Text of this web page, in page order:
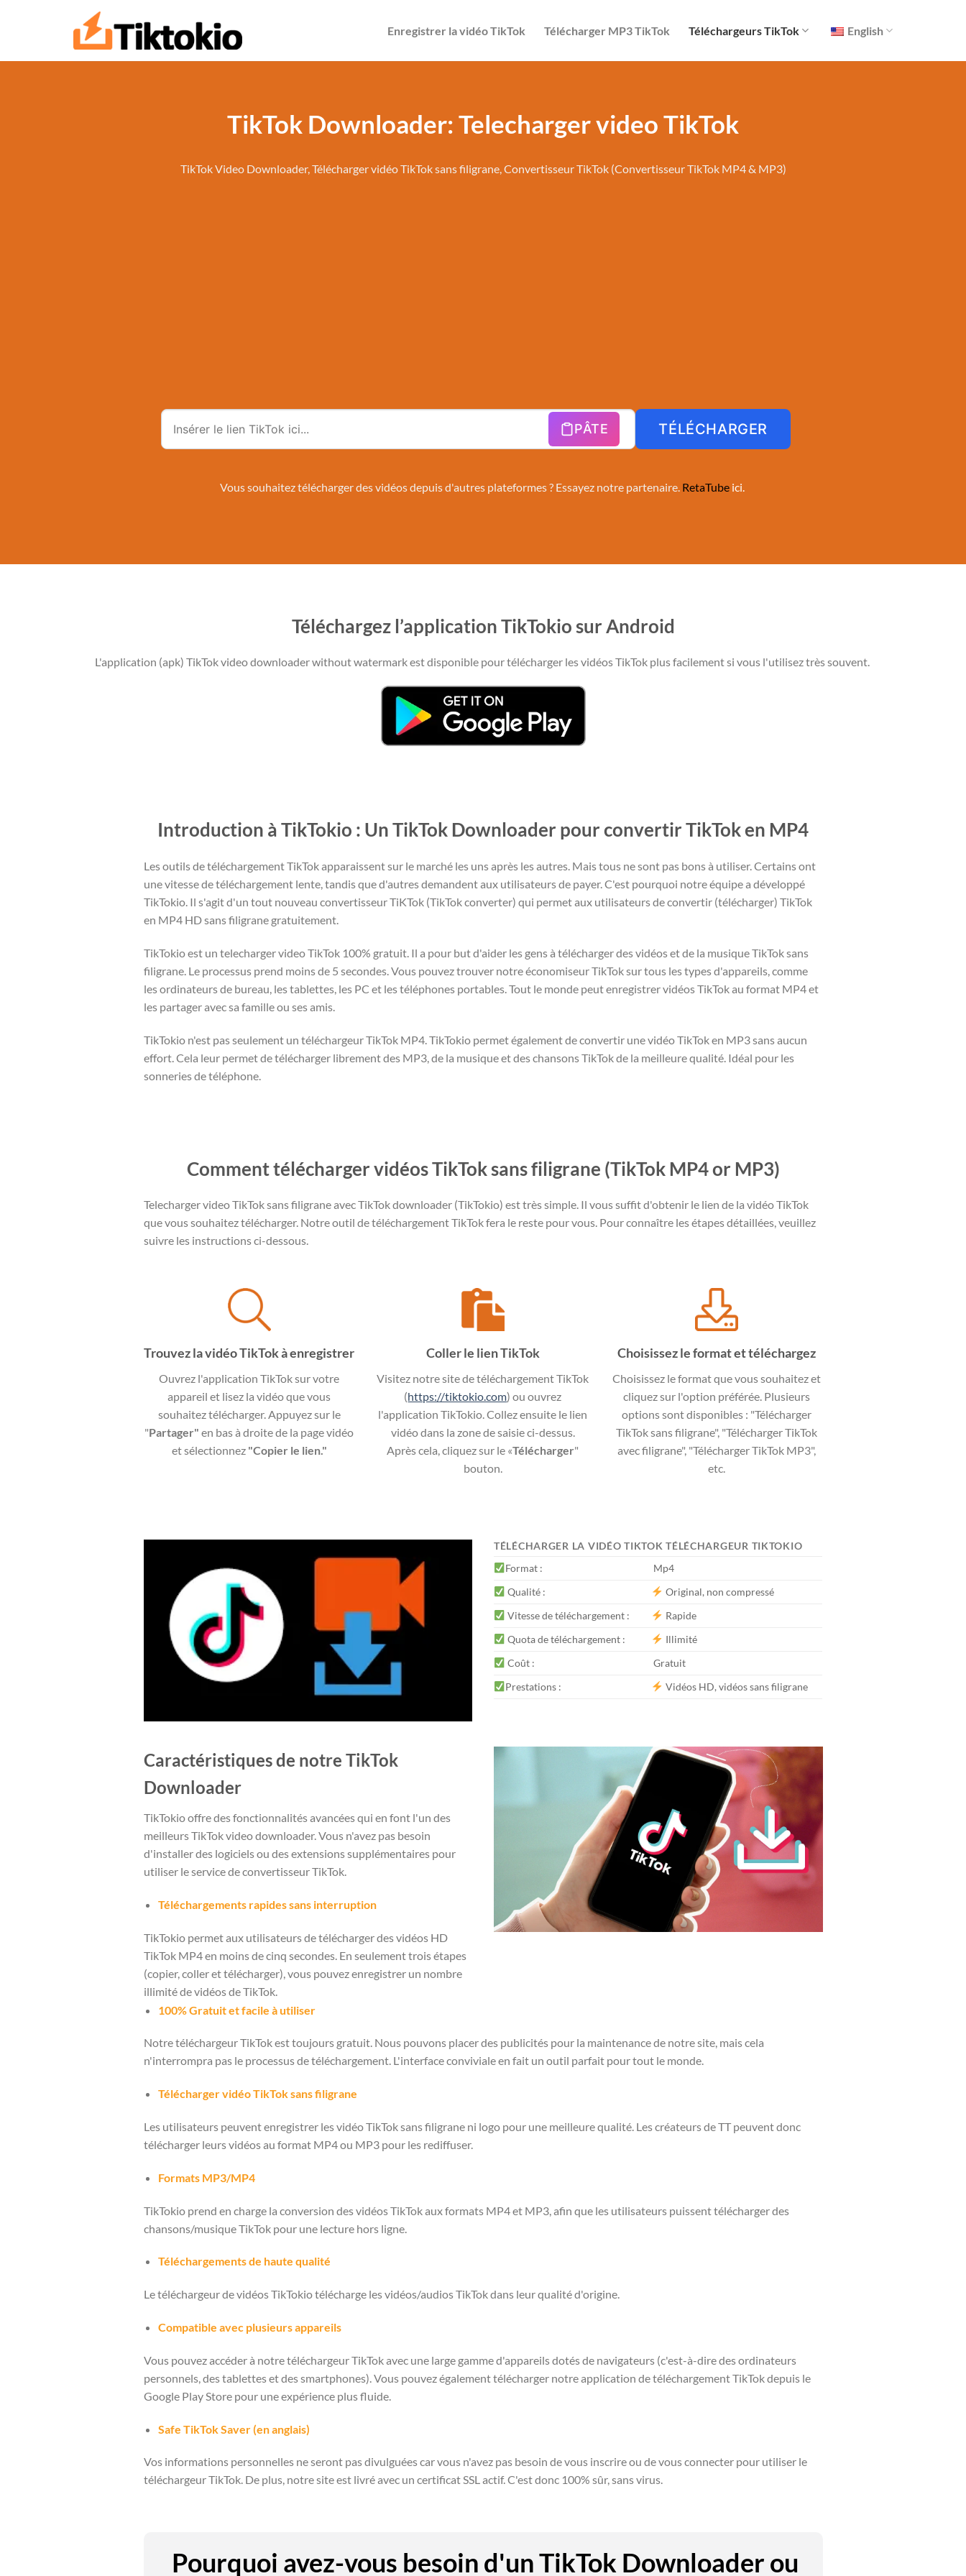
Enregistrer la vidéo TikTok Télécharger MP3 TikTok Téléchargeurs TikTok English
TikTok Downloader: Telecharger video TikTok
TikTok Video Downloader, Télécharger vidéo TikTok sans filigrane, Convertisseur TikTok (Convertisseur TikTok MP4 & MP3)
PÂTE TÉLÉCHARGER
Vous souhaitez télécharger des vidéos depuis d'autres plateformes ? Essayez notre partenaire. RetaTube ici.
Téléchargez l’application TikTokio sur Android
L'application (apk) TikTok video downloader without watermark est disponible pour télécharger les vidéos TikTok plus facilement si vous l'utilisez très souvent.
Introduction à TikTokio : Un TikTok Downloader pour convertir TikTok en MP4
Les outils de téléchargement TikTok apparaissent sur le marché les uns après les autres. Mais tous ne sont pas bons à utiliser. Certains ont
une vitesse de téléchargement lente, tandis que d'autres demandent aux utilisateurs de payer. C'est pourquoi notre équipe a développé
TikTokio. Il s'agit d'un tout nouveau convertisseur TiKTok (TikTok converter) qui permet aux utilisateurs de convertir (télécharger) TikTok
en MP4 HD sans filigrane gratuitement.
TikTokio est un telecharger video TikTok 100% gratuit. Il a pour but d'aider les gens à télécharger des vidéos et de la musique TikTok sans
filigrane. Le processus prend moins de 5 secondes. Vous pouvez trouver notre économiseur TikTok sur tous les types d'appareils, comme
les ordinateurs de bureau, les tablettes, les PC et les téléphones portables. Tout le monde peut enregistrer vidéos TikTok au format MP4 et
les partager avec sa famille ou ses amis.
TikTokio n'est pas seulement un téléchargeur TikTok MP4. TikTokio permet également de convertir une vidéo TikTok en MP3 sans aucun
effort. Cela leur permet de télécharger librement des MP3, de la musique et des chansons TikTok de la meilleure qualité. Idéal pour les
sonneries de téléphone.
Comment télécharger vidéos TikTok sans filigrane (TikTok MP4 or MP3)
Telecharger video TikTok sans filigrane avec TikTok downloader (TikTokio) est très simple. Il vous suffit d'obtenir le lien de la vidéo TikTok
que vous souhaitez télécharger. Notre outil de téléchargement TikTok fera le reste pour vous. Pour connaître les étapes détaillées, veuillez
suivre les instructions ci-dessous.
Trouvez la vidéo TikTok à enregistrer
Ouvrez l'application TikTok sur votre
appareil et lisez la vidéo que vous
souhaitez télécharger. Appuyez sur le
"Partager"en bas à droite de la page vidéo
et sélectionnez"Copier le lien."
Coller le lien TikTok
Visitez notre site de téléchargement TikTok
(https://tiktokio.com) ou ouvrez
l'application TikTokio. Collez ensuite le lien
vidéo dans la zone de saisie ci-dessus.
Après cela, cliquez sur le «Télécharger"
bouton.
Choisissez le format et téléchargez
Choisissez le format que vous souhaitez et
cliquez sur l'option préférée. Plusieurs
options sont disponibles : "Télécharger
TikTok sans filigrane", "Télécharger TikTok
avec filigrane", "Télécharger TikTok MP3",
etc.
TÉLÉCHARGER LA VIDÉO TIKTOK TÉLÉCHARGEUR TIKTOKIO
Format :
Mp4
Qualité :
Original, non compressé
Vitesse de téléchargement :
Rapide
Quota de téléchargement :
Illimité
Coût :
Gratuit
Prestations :
Vidéos HD, vidéos sans filigrane
Caractéristiques de notre TikTok
Downloader
TikTokio offre des fonctionnalités avancées qui en font l'un des
meilleurs TikTok video downloader. Vous n'avez pas besoin
d'installer des logiciels ou des extensions supplémentaires pour
utiliser le service de convertisseur TikTok.
Téléchargements rapides sans interruption
TikTokio permet aux utilisateurs de télécharger des vidéos HD
TikTok MP4 en moins de cinq secondes. En seulement trois étapes
(copier, coller et télécharger), vous pouvez enregistrer un nombre
illimité de vidéos de TikTok.
100% Gratuit et facile à utiliser
Notre téléchargeur TikTok est toujours gratuit. Nous pouvons placer des publicités pour la maintenance de notre site, mais cela
n'interrompra pas le processus de téléchargement. L'interface conviviale en fait un outil parfait pour tout le monde.
Télécharger vidéo TikTok sans filigrane
Les utilisateurs peuvent enregistrer les vidéo TikTok sans filigrane ni logo pour une meilleure qualité. Les créateurs de TT peuvent donc
télécharger leurs vidéos au format MP4 ou MP3 pour les rediffuser.
Formats MP3/MP4
TikTokio prend en charge la conversion des vidéos TikTok aux formats MP4 et MP3, afin que les utilisateurs puissent télécharger des
chansons/musique TikTok pour une lecture hors ligne.
Téléchargements de haute qualité
Le téléchargeur de vidéos TikTokio télécharge les vidéos/audios TikTok dans leur qualité d'origine.
Compatible avec plusieurs appareils
Vous pouvez accéder à notre téléchargeur TikTok avec une large gamme d'appareils dotés de navigateurs (c'est-à-dire des ordinateurs
personnels, des tablettes et des smartphones). Vous pouvez également télécharger notre application de téléchargement TikTok depuis le
Google Play Store pour une expérience plus fluide.
Safe TikTok Saver (en anglais)
Vos informations personnelles ne seront pas divulguées car vous n'avez pas besoin de vous inscrire ou de vous connecter pour utiliser le
téléchargeur TikTok. De plus, notre site est livré avec un certificat SSL actif. C'est donc 100% sûr, sans virus.
Pourquoi avez-vous besoin d'un TikTok Downloader ou